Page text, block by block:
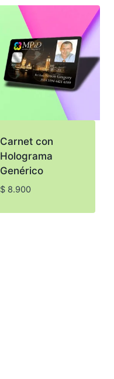
Carnet con
Holograma
Genérico
$8.900